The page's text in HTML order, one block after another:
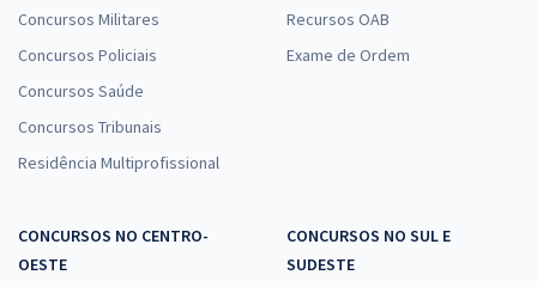
Concursos Militares
Concursos Policiais
Concursos Saúde
Concursos Tribunais
Residência Multiprofissional
Recursos OAB
Exame de Ordem
CONCURSOS NO CENTRO-
OESTE
CONCURSOS NO SUL E
SUDESTE